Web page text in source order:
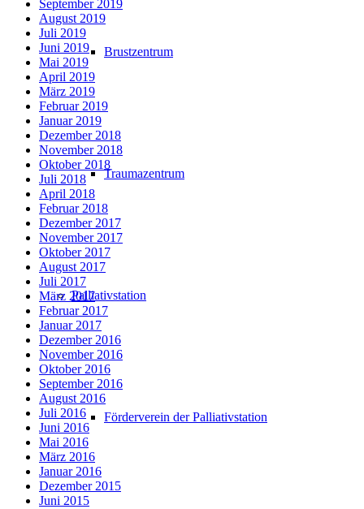
Brustzentrum
Traumazentrum
Palliativstation
Förderverein der Palliativstation
September 2019
August 2019
Juli 2019
Juni 2019
Mai 2019
April 2019
März 2019
Februar 2019
Januar 2019
Dezember 2018
November 2018
Oktober 2018
Juli 2018
April 2018
Februar 2018
Dezember 2017
November 2017
Oktober 2017
August 2017
Juli 2017
März 2017
Februar 2017
Januar 2017
Dezember 2016
November 2016
Oktober 2016
September 2016
August 2016
Juli 2016
Juni 2016
Mai 2016
März 2016
Januar 2016
Dezember 2015
Juni 2015